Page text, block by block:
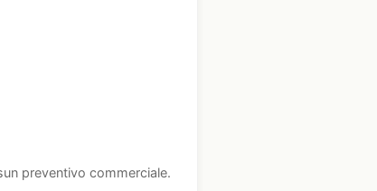
preventivo commerciale.